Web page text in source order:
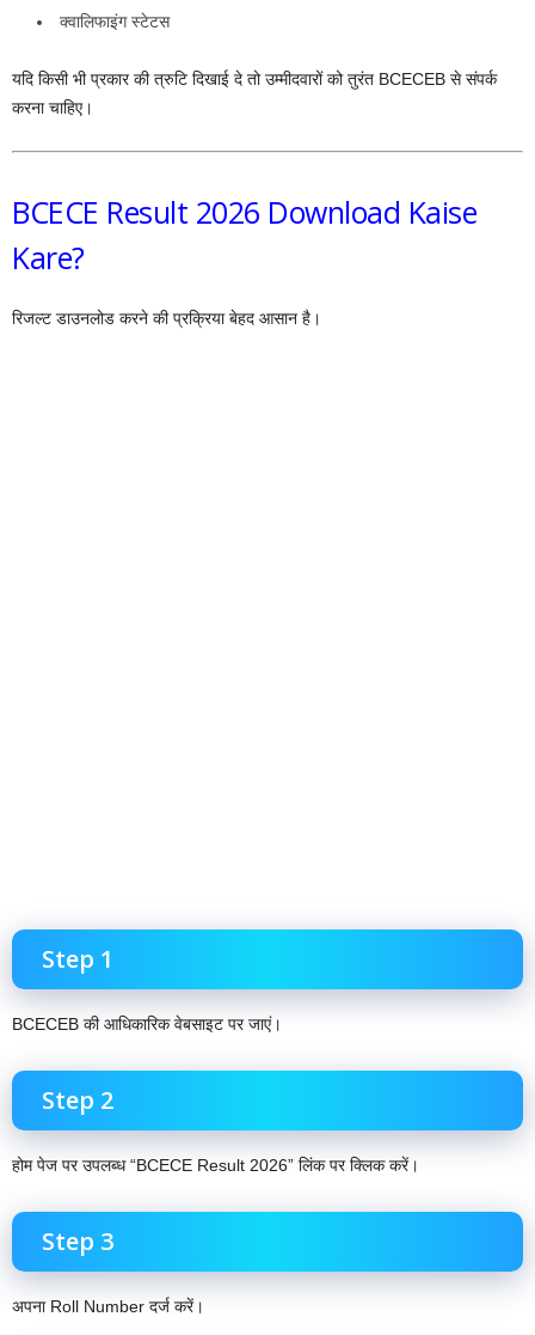
क्वालिफाइंग स्टेटस
यदि किसी भी प्रकार की त्रुटि दिखाई दे तो उम्मीदवारों को तुरंत BCECEB से संपर्क
करना चाहिए।
BCECE Result 2026 Download Kaise
Kare?
रिजल्ट डाउनलोड करने की प्रक्रिया बेहद आसान है।
Step 1
BCECEB की आधिकारिक वेबसाइट पर जाएं।
Step 2
होम पेज पर उपलब्ध “BCECE Result 2026” लिंक पर क्लिक करें।
Step 3
अपना Roll Number दर्ज करें।